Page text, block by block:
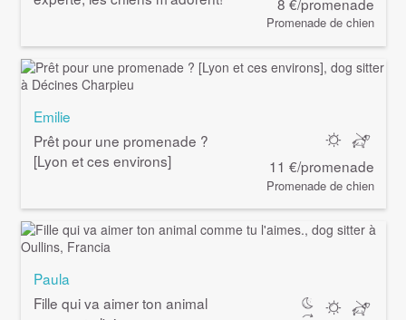
Promenade de chien
Emilie
Prêt pour une promenade ?
[Lyon et ces environs]
11 €/promenade
Promenade de chien
Paula
Fille qui va aimer ton animal